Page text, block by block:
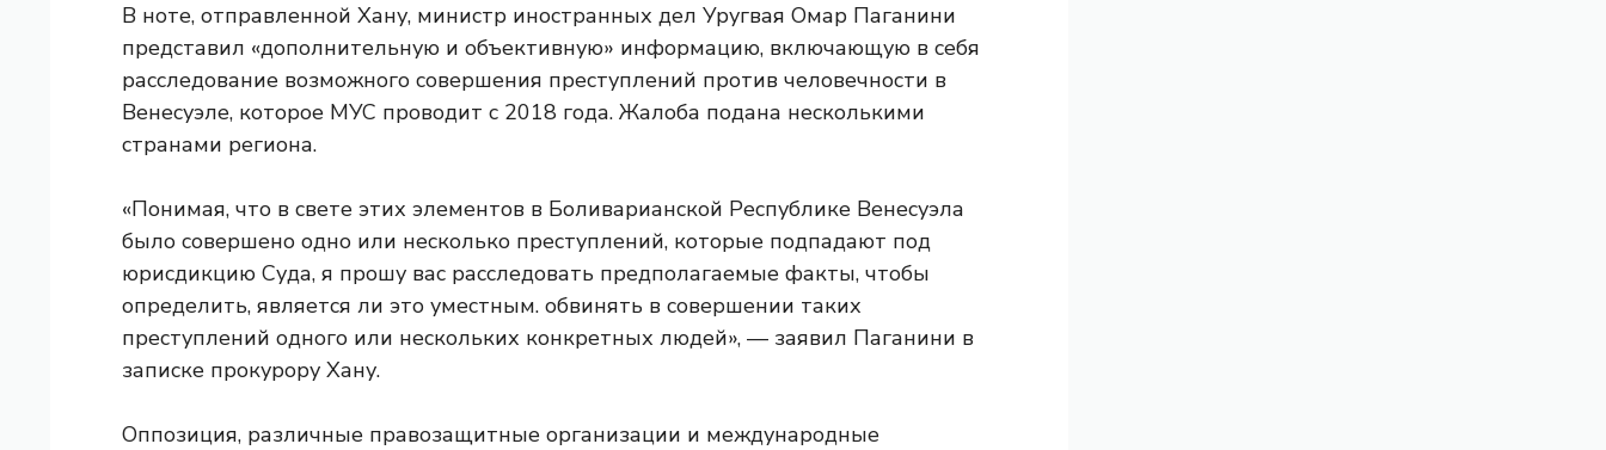
В ноте, отправленной Хану, министр иностранных дел Уругвая Омар Паганини
представил «дополнительную и объективную» информацию, включающую в себя
расследование возможного совершения преступлений против человечности в
Венесуэле, которое МУС проводит с 2018 года. Жалоба подана несколькими
странами региона.
«Понимая, что в свете этих элементов в Боливарианской Республике Венесуэла
было совершено одно или несколько преступлений, которые подпадают под
юрисдикцию Суда, я прошу вас расследовать предполагаемые факты, чтобы
определить, является ли это уместным. обвинять в совершении таких
преступлений одного или нескольких конкретных людей», — заявил Паганини в
записке прокурору Хану.
Оппозиция, различные правозащитные организации и международные